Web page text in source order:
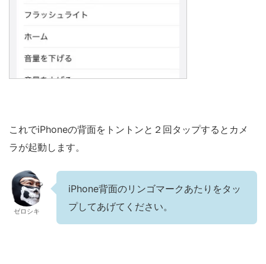
これでiPhoneの背面をトントンと２回タップするとカメ
ラが起動します。
ゼロシキ
iPhone背面のリンゴマークあたりをタッ
プしてあげてください。